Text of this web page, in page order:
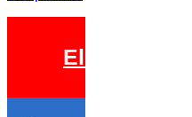
Elezioni 2026